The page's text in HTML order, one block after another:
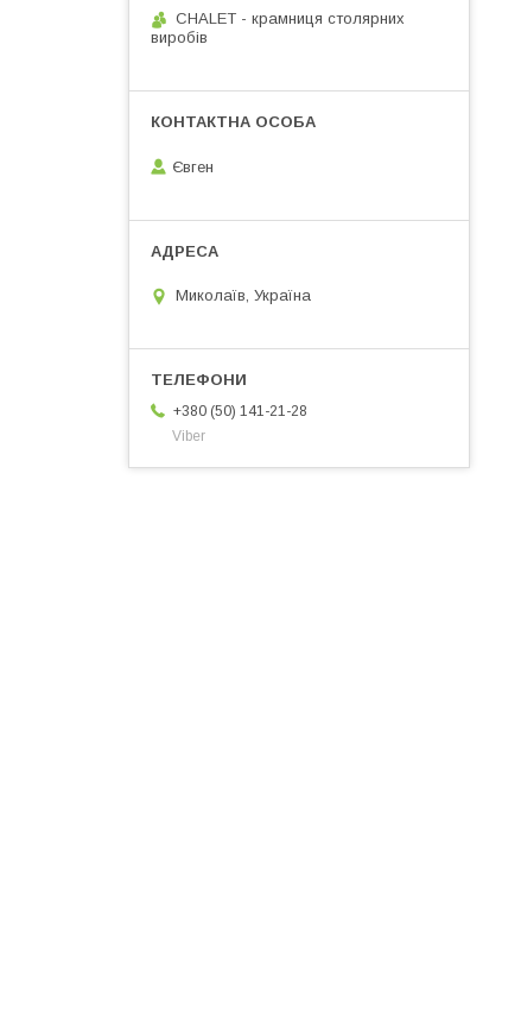
CHALET - крамниця столярних
виробів
Євген
Миколаїв, Україна
+380 (50) 141-21-28
Viber